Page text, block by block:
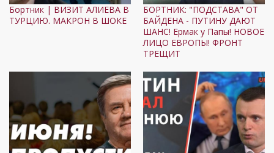
Бортник | ВИЗИТ АЛИЕВА В
ТУРЦИЮ. МАКРОН В ШОКЕ
БОРТНИК: "ПОДСТАВА" ОТ
БАЙДЕНА - ПУТИНУ ДАЮТ
ШАНС! Ермак у Папы! НОВОЕ
ЛИЦО ЕВРОПЫ! ФРОНТ
ТРЕЩИТ